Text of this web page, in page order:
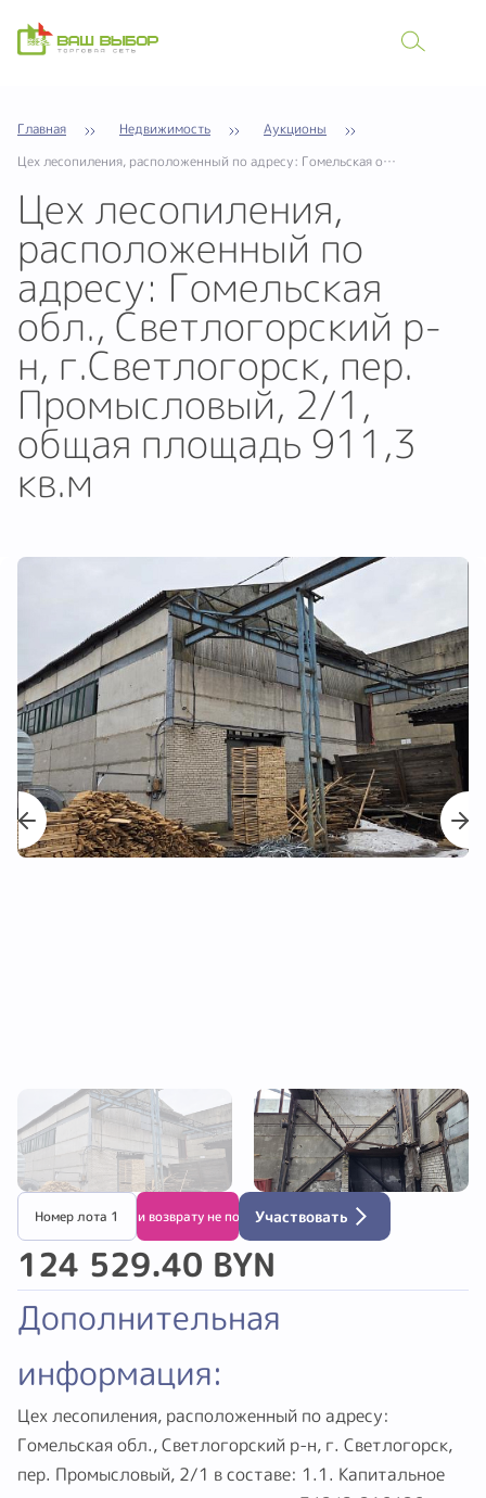
Главная Недвижимость
Аукционы
Цех лесопиления, расположенный по адресу: Гомельская обл., Светлогорский р-н, г.Светлогорск, пер. Промысловый, 2/1, общая площадь 911,3 кв.м
Цех лесопиления,
расположенный по
адресу: Гомельская
обл., Светлогорский р-
н, г.Светлогорск, пер.
Промысловый, 2/1,
общая площадь 911,3
кв.м
Номер лота 1 Обмену и возврату не подлежит
Участвовать
124 529.40 BYN
Дополнительная
информация:
Цех лесопиления, расположенный по адресу:
Гомельская обл., Светлогорский р-н, г. Светлогорск,